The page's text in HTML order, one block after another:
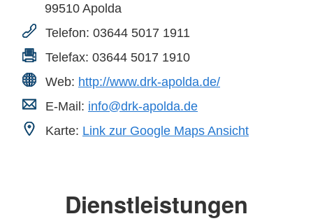
99510Apolda
Telefon: 03644 5017 1911
Telefax: 03644 5017 1910
Web: http://www.drk-apolda.de/
E-Mail: info@drk-apolda.de
Karte: Link zur Google Maps Ansicht
Dienstleistungen